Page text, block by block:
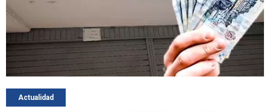
Actualidad